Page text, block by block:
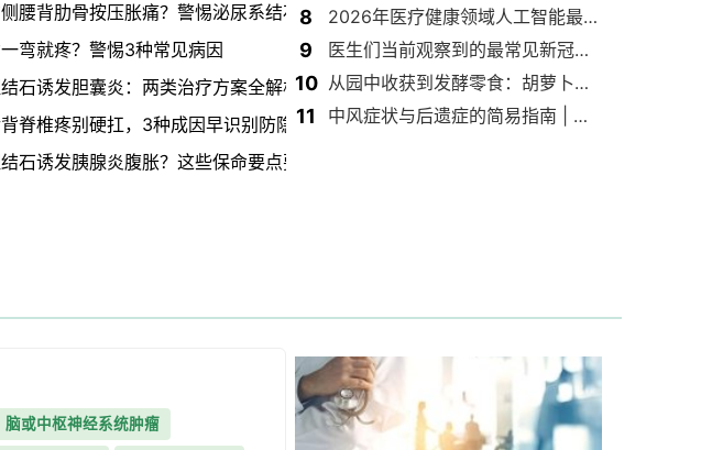
腰背肋骨按压胀痛？警惕泌尿系结石
弯就疼？警惕3种常见病因
石诱发胆囊炎：两类治疗方案全解析
脊椎疼别硬扛，3种成因早识别防隐患
石诱发胰腺炎腹胀？这些保命要点要牢记
8 2026年医疗健康领域人工智能最新新闻与突破
9 医生们当前观察到的最常见新冠症状
10 从园中收获到发酵零食：胡萝卜和姜促进消化健康
11 中风症状与后遗症的简易指南 | 早期发现和康复是恢复的第一步
脑或中枢神经系统肿瘤